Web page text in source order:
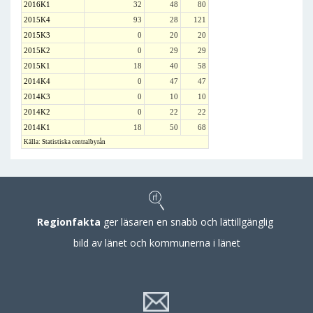
2016K1 32 48
80
2015K4
93 28
121
2015K3
0 20
20
2015K2
0 29
29
2015K1
18 40
58
2014K4
0 47
47
2014K3
0 10
10
2014K2
0 22
22
2014K1
18 50 68
Källa: Statistiska centralbyrån
Regionfakta ger läsaren en snabb och lättillgänglig
bild av länet och kommunerna i länet